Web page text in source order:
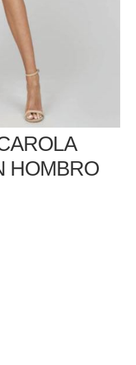
HOMBRO